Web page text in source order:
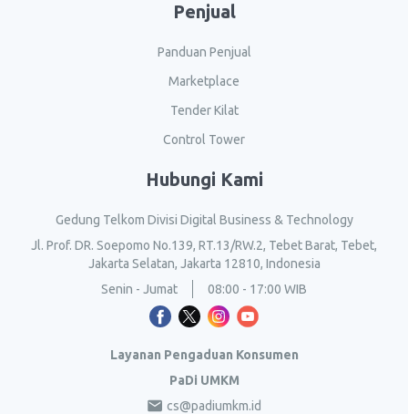
Penjual
Panduan Penjual
Marketplace
Tender Kilat
Control Tower
Hubungi Kami
Gedung Telkom Divisi Digital Business & Technology
Jl. Prof. DR. Soepomo No.139, RT.13/RW.2, Tebet Barat, Tebet,
Jakarta Selatan, Jakarta 12810, Indonesia
Senin - Jumat
08:00 - 17:00 WIB
Layanan Pengaduan Konsumen
PaDi UMKM
cs@padiumkm.id